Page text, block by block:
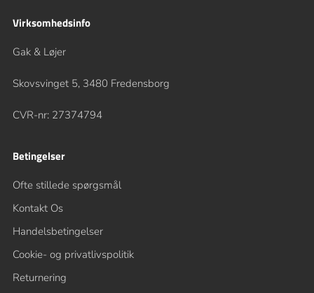
Virksomhedsinfo
Gak & Løjer
Skovsvinget 5, 3480 Fredensborg
CVR-nr: 27374794
Betingelser
Ofte stillede spørgsmål
Kontakt Os
Handelsbetingelser
Cookie- og privatlivspolitik
Returnering